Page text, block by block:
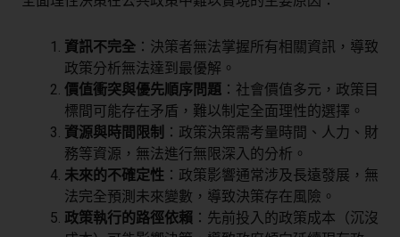
資訊不完全 ：決策者無法掌握所有相關資訊，導致
政策分析無法達到最優解。
價值衝突與優先順序問題 ：社會價值多元，政策目
標間可能存在矛盾，難以制定全面理性的選擇。
資源與時間限制 ：政策決策需考量時間、人力、財
務等資源，無法進行無限深入的分析。
未來的不確定性 ：政策影響通常涉及長遠發展，無
法完全預測未來變數，導致決策存在風險。
政策執行的路徑依賴 ：先前投入的政策成本（沉沒